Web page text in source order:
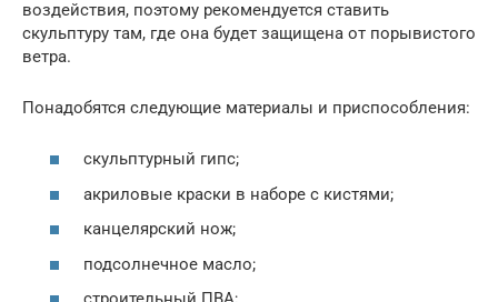
воздействия, поэтому рекомендуется ставить
скульптуру там, где она будет защищена от порывистого
ветра.
Понадобятся следующие материалы и приспособления:
скульптурный гипс;
акриловые краски в наборе с кистями;
канцелярский нож;
подсолнечное масло;